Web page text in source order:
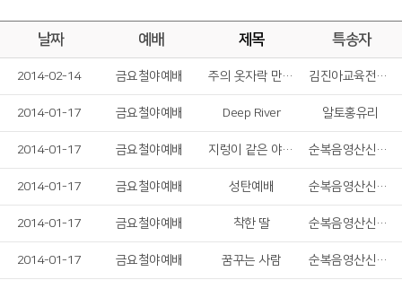
날짜 예배 제목 특송자
2014-02-14 금요철야예배 주의 옷자락 만지며 김진아교육전도사
2014-01-17 금요철야예배 Deep River 알토홍유리
2014-01-17 금요철야예배 지렁이 같은 야곱아 순복음영산신학원예술학부
2014-01-17 금요철야예배 성탄예배 순복음영산신학원예술학부
2014-01-17 금요철야예배 착한 딸 순복음영산신학원예술학부
2014-01-17 금요철야예배 꿈꾸는 사람 순복음영산신학원예술학부